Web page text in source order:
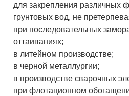
для закрепления различных
грунтовых вод, не
при последовательных
оттаиваниях;
в литейном производстве;
в черной металлургии;
в производстве сварочных
при флотационном